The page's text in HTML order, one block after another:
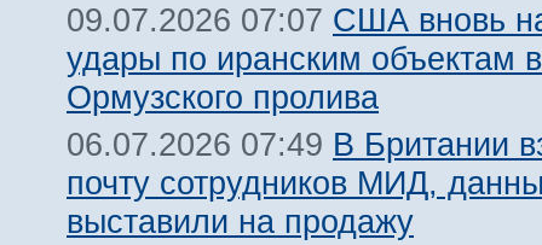
09.07.2026 07:07 США вновь
удары по иранским объектам
Ормузского пролива
06.07.2026 07:49 В Британии
почту сотрудников МИД,
выставили на продажу